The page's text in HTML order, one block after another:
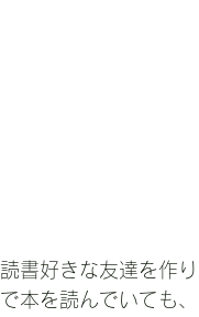
読書好きな友達を作
で本を読んでいても